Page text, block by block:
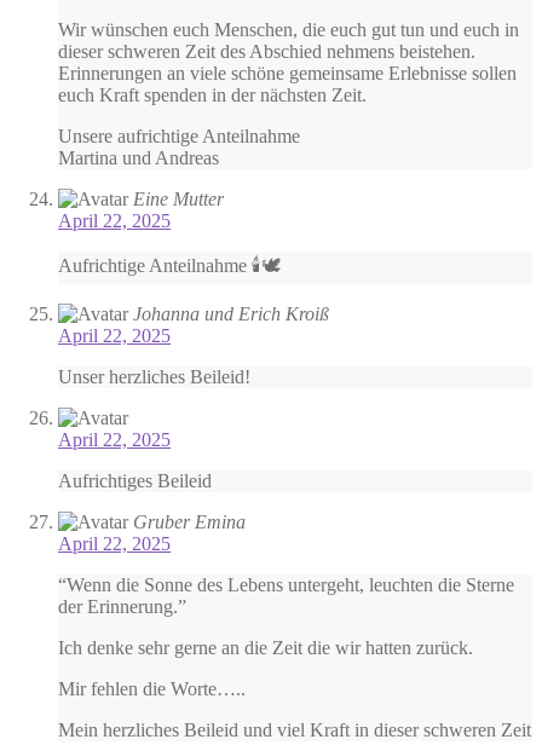
Wir wünschen euch Menschen, die euch gut tun und euch in
dieser schweren Zeit des Abschied nehmens beistehen.
Erinnerungen an viele schöne gemeinsame Erlebnisse sollen
euch Kraft spenden in der nächsten Zeit.
Unsere aufrichtige Anteilnahme
Martina und Andreas
Eine Mutter
April 22, 2025
Aufrichtige Anteilnahme 🕯️🕊️
Johanna und Erich Kroiß
April 22, 2025
Unser herzliches Beileid!
April 22, 2025
Aufrichtiges Beileid
Gruber Emina
April 22, 2025
“Wenn die Sonne des Lebens untergeht, leuchten die Sterne
der Erinnerung.”
Ich denke sehr gerne an die Zeit die wir hatten zurück.
Mir fehlen die Worte…..
Mein herzliches Beileid und viel Kraft in dieser schweren Zeit